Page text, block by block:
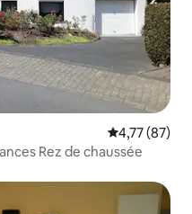
Évaluation
4,77 (87)
Rez de chaussée